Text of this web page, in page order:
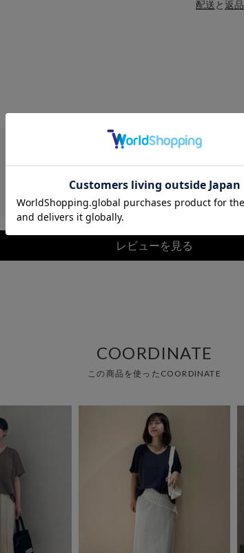
配送と返品
レビューを見る
COORDINATE
この商品を使ったCOORDINATE